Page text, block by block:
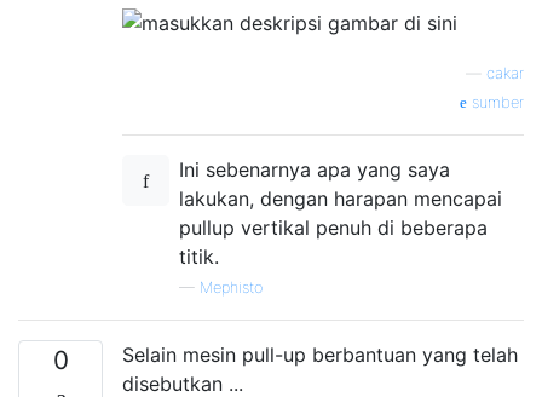
cakar
sumber
Ini sebenarnya apa yang saya
lakukan, dengan harapan mencapai
pullup vertikal penuh di beberapa
titik.
— Mephisto
0
Selain mesin pull-up berbantuan yang telah
disebutkan ...